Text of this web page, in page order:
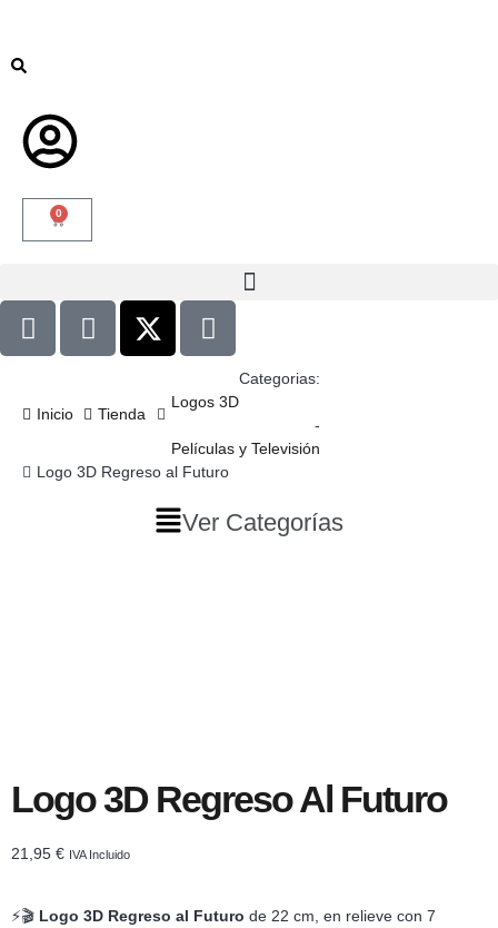
0
Inicio Tienda
Categorias:
Logos 3D
-
Películas y Televisión
Logo 3D Regreso al Futuro
Ver Categorías
Logo 3D Regreso Al Futuro
21,95 € IVA Incluido
⚡🎬 Logo 3D Regreso al Futuro de 22 cm, en relieve con 7